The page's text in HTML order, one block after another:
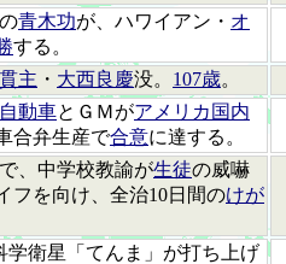
の青木功が、ハワイアン・ オ
する。
主 ・ 大西良慶没。 107歳。
動車とＧＭがアメリカ国内
合弁生産で合意に達する。
で、中学校教諭が生徒の威嚇
フを向け、全治10日間のけが
学衛星「てんま」が打ち上げ